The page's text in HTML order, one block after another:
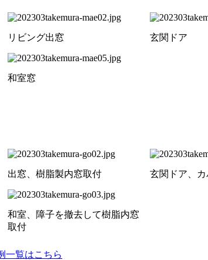
リビング出窓 玄関ドア
和室窓
出窓、樹脂製内窓取付 玄関ドア、
和室、障子を撤去して樹脂内窓
取付
一覧はこちら